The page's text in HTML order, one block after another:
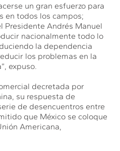
un gran esfuerzo para
en todos los campos;
Presidente Andrés Manuel
nacionalmente todo lo
la dependencia
los problemas en la
expuso.
decretada por
su respuesta de
de desencuentros entre
que México se coloque
Americana,